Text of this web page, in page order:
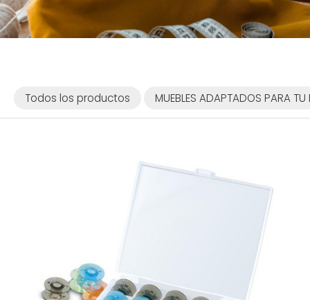
Todos los productos MUEBLES ADAPTADOS PARA